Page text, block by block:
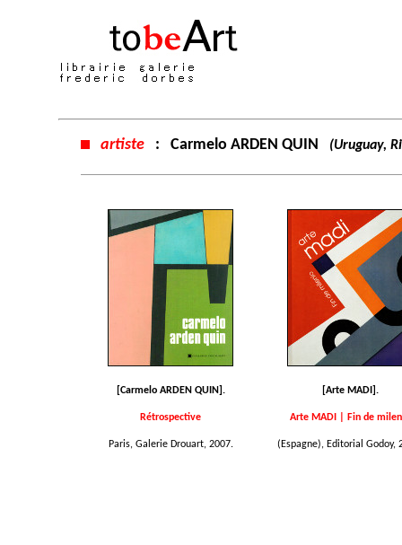
artiste : Carmelo ARDEN QUIN (Uruguay,
[Carmelo ARDEN QUIN].
Rétrospective
Paris, Galerie Drouart, 2007.
[Arte MADI].
Arte MADI | Fin de
(Espagne), Editorial Godoy,